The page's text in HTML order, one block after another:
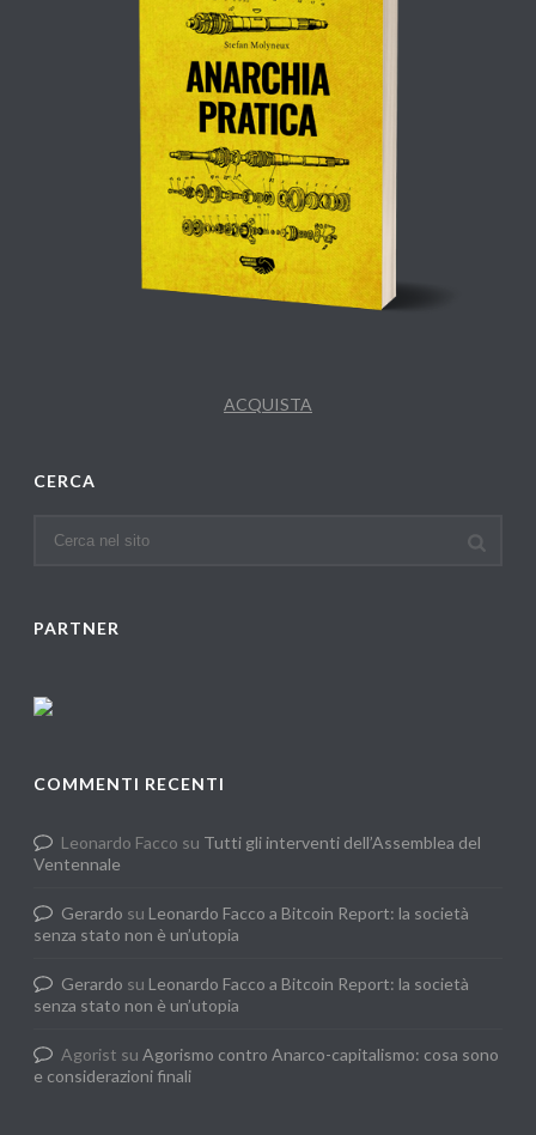
ACQUISTA
CERCA
PARTNER
COMMENTI RECENTI
Leonardo Facco su Tutti gli interventi dell’Assemblea del
Ventennale
Gerardo su Leonardo Facco a Bitcoin Report: la società
senza stato non è un’utopia
Gerardo su Leonardo Facco a Bitcoin Report: la società
senza stato non è un’utopia
Agorist suAgorismo contro Anarco-capitalismo: cosa sono
e considerazioni finali